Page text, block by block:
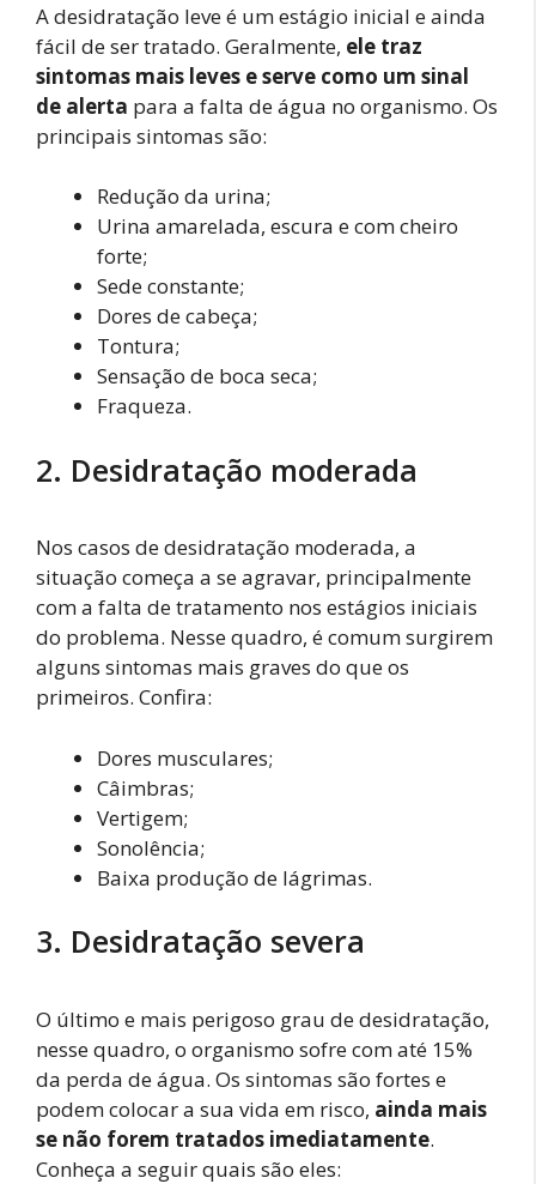
A desidratação leve é um estágio inicial e ainda
fácil de ser tratado. Geralmente, ele traz
sintomas mais leves e serve como um sinal
de alerta para a falta de água no organismo. Os
principais sintomas são:
Redução da urina;
Urina amarelada, escura e com cheiro
forte;
Sede constante;
Dores de cabeça;
Tontura;
Sensação de boca seca;
Fraqueza.
2. Desidratação moderada
Nos casos de desidratação moderada, a
situação começa a se agravar, principalmente
com a falta de tratamento nos estágios iniciais
do problema. Nesse quadro, é comum surgirem
alguns sintomas mais graves do que os
primeiros. Confira:
Dores musculares;
Câimbras;
Vertigem;
Sonolência;
Baixa produção de lágrimas.
3. Desidratação severa
O último e mais perigoso grau de desidratação,
nesse quadro, o organismo sofre com até 15%
da perda de água. Os sintomas são fortes e
podem colocar a sua vida em risco, ainda mais
se não forem tratados imediatamente.
Conheça a seguir quais são eles: